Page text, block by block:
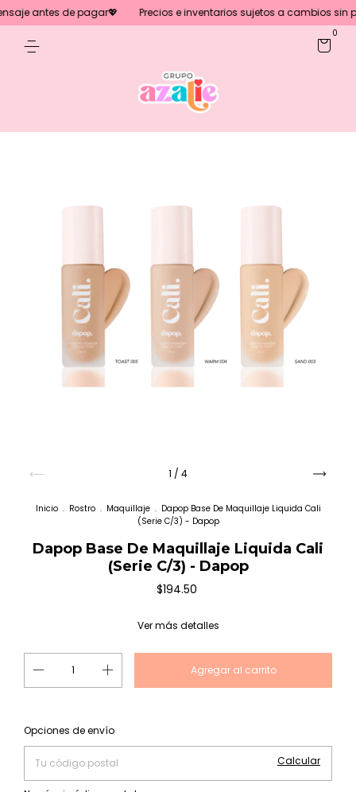
antes de pagar💖 Precios e inventarios sujetos a cambios sin
0
1 / 4
Inicio . Rostro . Maquillaje . Dapop Base De Maquillaje Liquida Cali
(Serie C/3) - Dapop
Dapop Base De Maquillaje Liquida Cali
(Serie C/3) - Dapop
$194.50
Ver más detalles
Entregas para el CP:
Opciones de envío
Calcular